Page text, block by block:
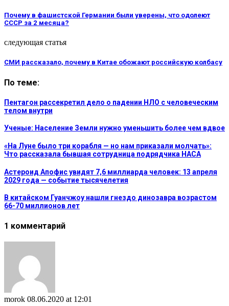
Почему в фашистской Германии были уверены, что одолеют
СССР за 2 месяца?
следующая статья
СМИ рассказало, почему в Китае обожают российскую колбасу
По теме:
Пентагон рассекретил дело о падении НЛО с человеческим
телом внутри
Ученые: Население Земли нужно уменьшить более чем вдвое
«На Луне было три корабля — но нам приказали молчать»:
Что рассказала бывшая сотрудница подрядчика НАСА
Астероид Апофис увидят 7,6 миллиарда человек: 13 апреля
2029 года — событие тысячелетия
В китайском Гуанчжоу нашли гнездо динозавра возрастом
66-70 миллионов лет
1 комментарий
morok 08.06.2020 at 12:01